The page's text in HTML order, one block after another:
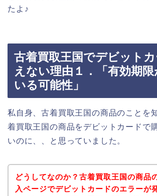
たよ♪
古着買取王国でデビット
えない理由１．「有効期
いる可能性」
私自身、古着買取王国の商品のことを
着買取王国の商品をデビットカードで
いのに、、と思っていました。
どうしてなのか？古着買取王国の商品
入ページでデビットカードのエラーが